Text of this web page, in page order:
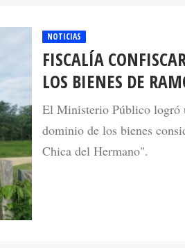
NOTICIAS
FISCALÍA
LOS BIENES DE
El Ministerio Público logró
dominio de los bienes
Chica del Hermano".